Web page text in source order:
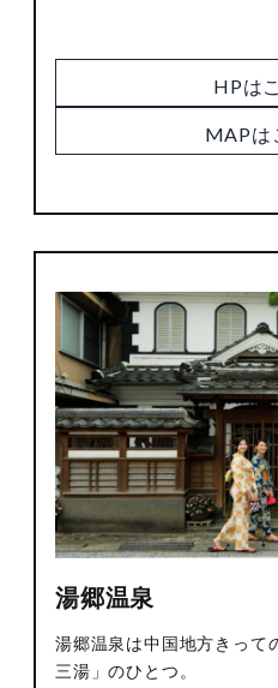
HPは
MAPは
湯郷温泉
湯郷温泉は中国地方きって
三湯」のひとつ。